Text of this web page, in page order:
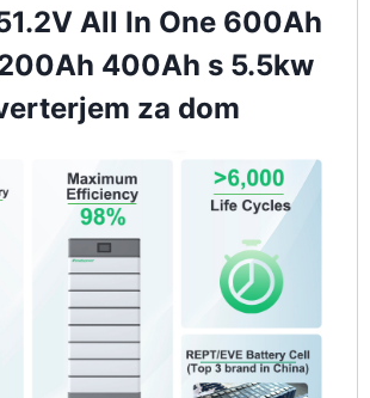
All In One 600Ah
400Ah s 5.5kw
za dom